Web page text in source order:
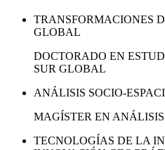
TRANSFORMACIONES
GLOBAL
DOCTORADO EN
SUR GLOBAL
ANÁLISIS SOCIO-
MAGÍSTER EN
TECNOLOGÍAS DE LA